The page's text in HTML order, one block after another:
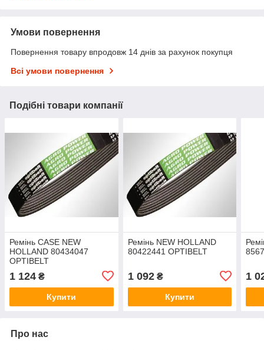
Умови повернення
Повернення товару впродовж 14 днів за рахунок покупця
Всі умови повернення
Подібні товари компанії
Ремінь CASE NEW
HOLLAND 80434047
OPTIBELT
1 124 ₴
Купити
Ремінь NEW HOLLAND
80422441 OPTIBELT
1 092₴
Купити
1
Про нас